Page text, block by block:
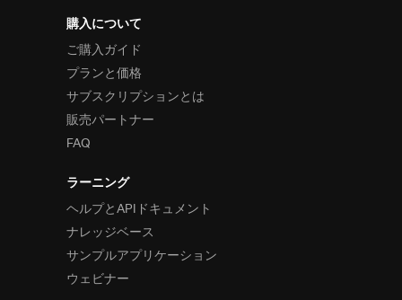
購入について
ご購入ガイド
プランと価格
サブスクリプションとは
販売パートナー
FAQ
ラーニング
ヘルプとAPIドキュメント
ナレッジベース
サンプルアプリケーション
ウェビナー